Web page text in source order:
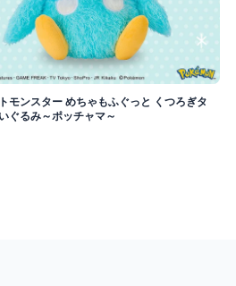
モンスター めちゃもふぐっと くつろぎタ
ぐるみ～ポッチャマ～